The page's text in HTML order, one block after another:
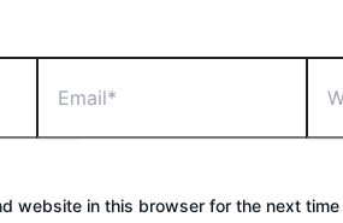
website in this browser for the next time